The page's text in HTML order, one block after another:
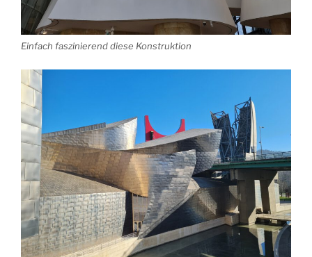
Einfach faszinierend diese Konstruktion